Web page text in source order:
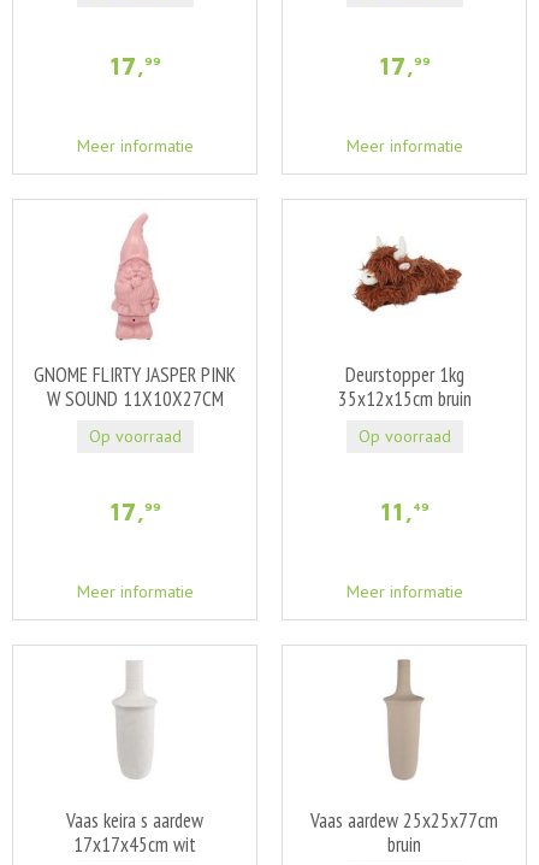
17,99
Meer informatie
17,99
Meer informatie
GNOME FLIRTY JASPER PINK
W SOUND 11X10X27CM
17,99
Meer informatie
Op voorraad
Deurstopper 1kg
35x12x15cm bruin
11 ,49
Meer informatie
Op voorraad
Vaas keira s aardew
17x17x45cm wit
Vaas aardew 25x25x77cm
bruin